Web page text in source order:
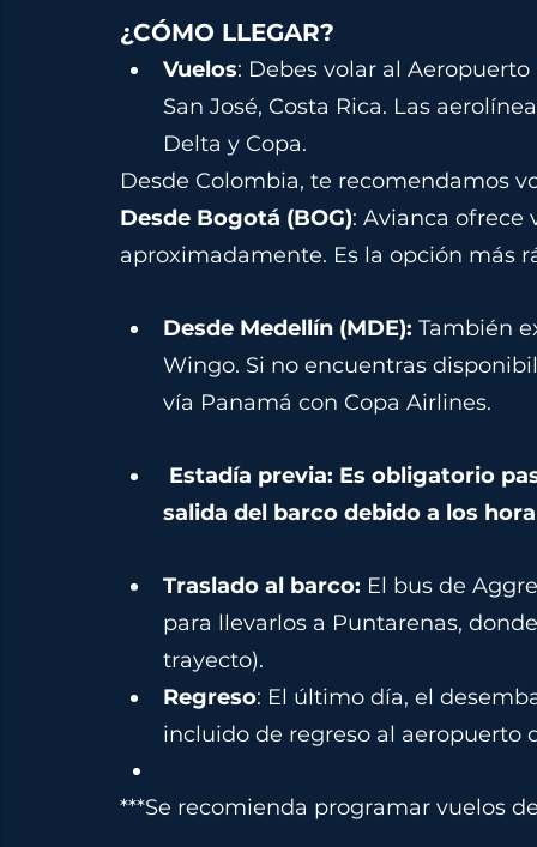
¿CÓMO LLEGAR?
Vuelos: Debes volar al
San José, Costa Rica. Las
Delta y Copa.
Desde Colombia, te recomendamos
Desde Bogotá (BOG): Avianca ofrece
aproximadamente. Es la opción más
Desde Medellín (MDE): También
Wingo. Si no encuentras
vía Panamá con Copa Airlines.
Estadía previa: Es obligatorio
salida del barco debido a los
Traslado al barco: El bus de
para llevarlos a Puntarenas,
trayecto).
Regreso: El último día, el
incluido de regreso al aeropuerto
***Se recomienda programar vuelos